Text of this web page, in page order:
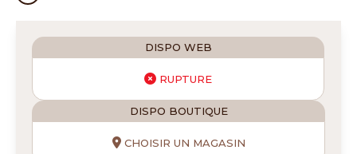
DISPO WEB
RUPTURE
DISPO BOUTIQUE
CHOISIR UN MAGASIN